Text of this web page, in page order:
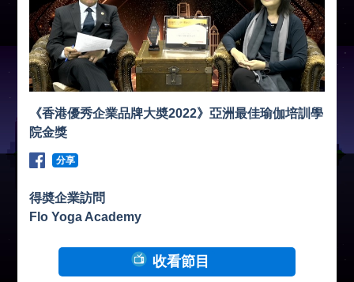
《香港優秀企業品牌大奬2022》亞洲最佳瑜伽培訓學
院金獎
分享
得奬企業訪問
Flo Yoga Academy
收看節目